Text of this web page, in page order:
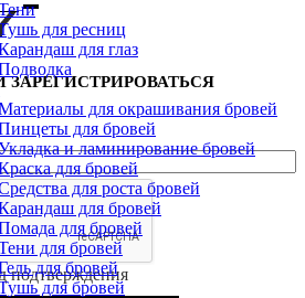
для ресниц
для глаз
для окрашивания бровей
для бровей
и ламинирование бровей
для бровей
для роста бровей
для бровей
для бровей
для бровей
для бровей
для бровей
ЗАРЕГИСТРИРОВАТЬСЯ
подтверждения